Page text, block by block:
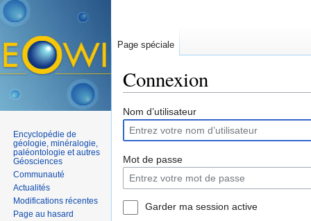
Connexion
Nom d’utilisateur
Mot de passe
Garder ma session active
Page spéciale
Encyclopédie de
géologie, minéralogie,
paléontologie et autres
Géosciences
Communauté
Actualités
Modifications récentes
Page au hasard